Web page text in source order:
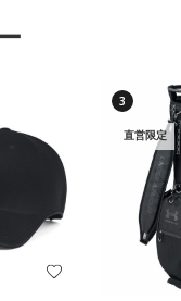
3
直営限定